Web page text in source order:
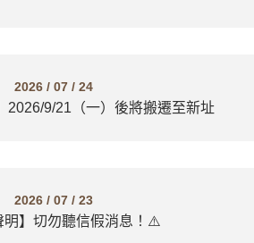
2026 / 07 / 24
2026/9/21（一）後將搬遷至新址
2026 / 07 / 23
明】切勿聽信假消息！⚠️